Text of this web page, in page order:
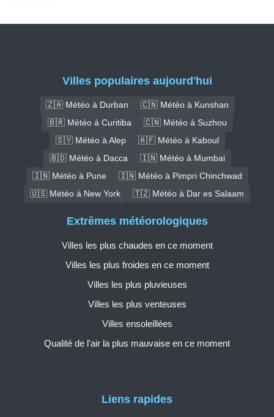
Villes populaires aujourd'hui
🇿🇦 Météo à Durban
🇨🇳 Météo à Kunshan
🇧🇷 Météo à Curitiba
🇨🇳 Météo à Suzhou
🇸🇾 Météo à Alep
🇦🇫 Météo à Kaboul
🇧🇩 Météo à Dacca
🇮🇳 Météo à Mumbai
🇮🇳 Météo à Pune
🇮🇳 Météo à Pimpri Chinchwad
🇺🇸 Météo à New York
🇹🇿 Météo à Dar es Salaam
Liens rapides
Extrêmes météorologiques
Villes les plus chaudes en ce moment
Villes les plus froides en ce moment
Villes les plus pluvieuses
Villes les plus venteuses
Villes ensoleillées
Qualité de l'air la plus mauvaise en ce moment